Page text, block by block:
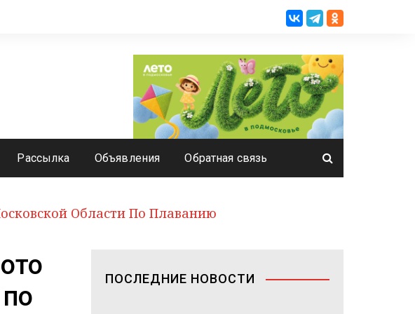
Рассылка Объявления Обратная связь
Области По Плаванию
ПОСЛЕДНИЕ НОВОСТИ